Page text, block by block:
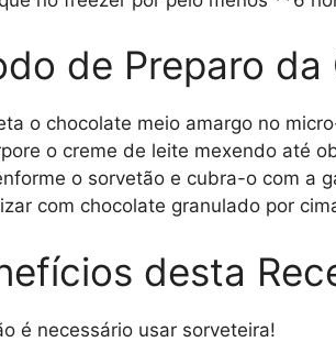
de Preparo
o chocolate meio amargo no
o creme de leite mexendo até
o sorvetão e cubra-o com a
com chocolate granulado por
desta
é necessário usar sorveteira!